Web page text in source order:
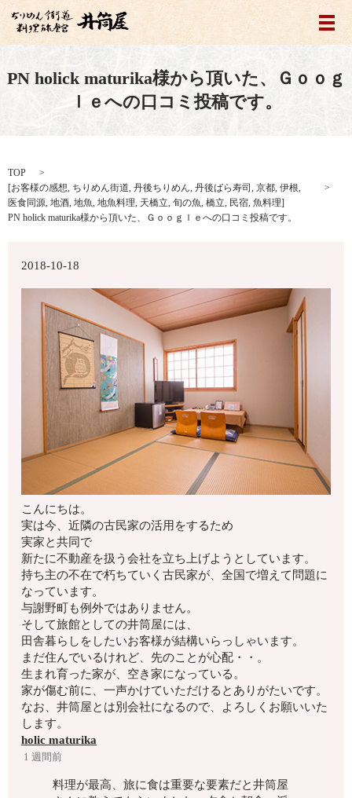
メ
PN holick maturika様から頂いた、Ｇｏｏｇ
ｌｅへの口コミ投稿です。
TOP
[お客様の感想, ちりめん街道, 丹後ちりめん, 丹後ばら寿司 , 京都, 伊根,
医食同源, 地酒, 地魚, 地魚料理, 天橋立, 旬の魚, 橋立, 民宿, 魚料理]
PN holick maturika様から頂いた、Ｇｏｏｇｌｅへの口コミ投稿です。
2018-10-18
こんにちは。
実は今、近隣の古民家の活用をするため
実家と共同で
新たに不動産を扱う会社を立ち上げようとしています。
持ち主の不在で朽ちていく古民家が、全国で増えて問題に
なっています。
与謝野町も例外ではありません。
そして旅館としての井筒屋には、
田舎暮らしをしたいお客様が結構いらっしゃいます。
まだ住んでいるけれど、先のことが心配・・。
生まれ育った家が、空き家になっている。
家が傷む前に、一声かけていただけるとありがたいです。
なお、井筒屋とは別会社になるので、よろしくお願いいた
します。
holic maturika
1 週間前
料理が最高、旅に食は重要な要素だと井筒屋